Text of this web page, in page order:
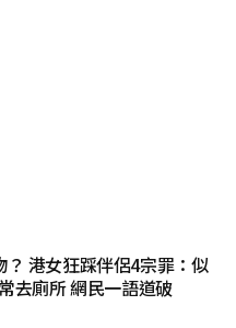
港女狂踩伴侶4宗罪：似
去廁所 網民一語道破